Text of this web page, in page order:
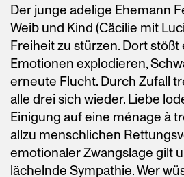
Der junge adelige Ehemann
Weib und Kind (Cäcilie mit
Freiheit zu stürzen. Dort stößt
Emotionen explodieren,
erneute Flucht. Durch Zufall
alle drei sich wieder. Liebe
Einigung auf eine ménage à
allzu menschlichen
emotionaler Zwangslage gilt
lächelnde Sympathie. Wer